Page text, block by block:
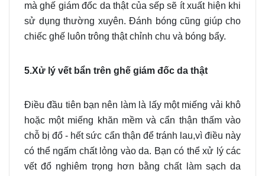
mà ghế giám đốc da thật của sếp sẽ ít xuất hiện khi
sử dụng thường xuyên. Đánh bóng cũng giúp cho
chiếc ghế luôn trông thật chỉnh chu và bóng bẩy.
5.Xử lý vết bẩn trên ghế giám đốc da thật
Điều đầu tiên bạn nên làm là lấy một miếng vải khô
hoặc một miếng khăn mềm và cẩn thận thấm vào
chỗ bị đổ - hết sức cẩn thận để tránh lau,vì điều này
có thể ngấm chất lỏng vào da. Bạn có thể xử lý các
vết đổ nghiêm trọng hơn bằng chất làm sạch da